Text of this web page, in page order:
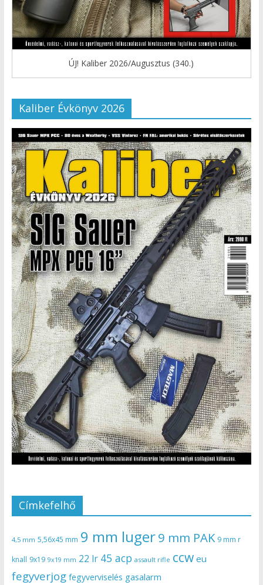
ÚJ! Kaliber 2026/Augusztus (340.)
Kaliber Évkönyv 2026
Címkefelhő
4,5 mm 5,56x45 mm 9 mm luger9 mm PAK 9 mm r
knall 9x19 9x19 mm 22 lr 45 acp assault rifle ccw eu
fegyverjog fegyverviselés gasalarm